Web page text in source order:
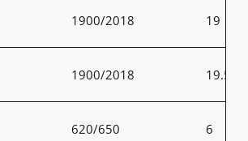
1900/2018 19
1900/2018 19.5
620/650 6